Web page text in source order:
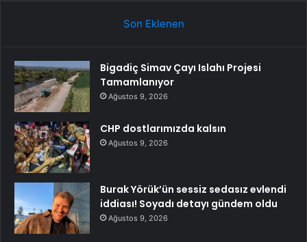
Son Eklenen
Bigadiç Simav Çayı Islahı Projesi
Tamamlanıyor
Ağustos 9, 2026
CHP dostlarımızda kalsın
Ağustos 9, 2026
Burak Yörük’ün sessiz sedasız evlendi
iddiası! Soyadı detayı gündem oldu
Ağustos 9, 2026